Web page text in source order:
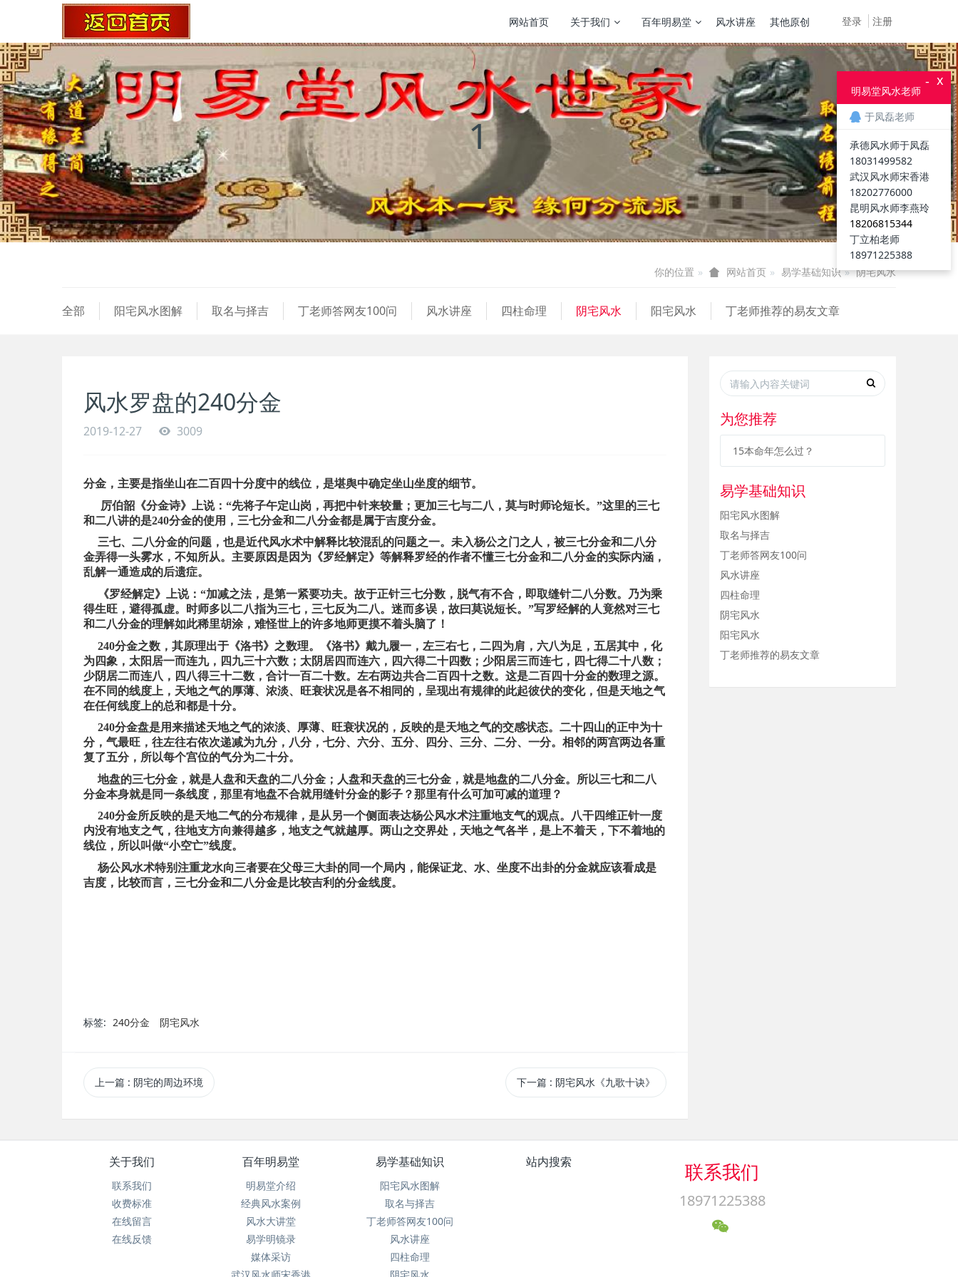
登录 注册
网站首页 关于我们 百年明易堂 风水讲座 其他原创
1
你的位置 网站首页 易学基础知识 阴宅风水
全部 阳宅风水图解 取名与择吉 丁老师答网友100问 风水讲座 四柱命理 阴宅风水 阳宅风水 丁老师推荐的易友文章
风水罗盘的240分金
2019-12-27 3009
分金，主要是指坐山在二百四十分度中的线位，是堪舆中确定坐山坐度的细节。
厉伯韶《分金诗》上说：“先将子午定山岗，再把中针来较量；更加三七与二八，莫与时师论短长。”这里的三七
和二八讲的是240分金的使用，三七分金和二八分金都是属于吉度分金。
三七、二八分金的问题，也是近代风水术中解释比较混乱的问题之一。未入杨公之门之人，被三七分金和二八分
金弄得一头雾水，不知所从。主要原因是因为《罗经解定》等解释罗经的作者不懂三七分金和二八分金的实际内涵，
乱解一通造成的后遗症。
《罗经解定》上说：“加减之法，是第一紧要功夫。故于正针三七分数，脱气有不合，即取缝针二八分数。乃为乘
得生旺，避得孤虚。时师多以二八指为三七，三七反为二八。迷而多误，故曰莫说短长。”写罗经解的人竟然对三七
和二八分金的理解如此稀里胡涂，难怪世上的许多地师更摸不着头脑了！
240分金之数，其原理出于《洛书》之数理。《洛书》戴九履一，左三右七，二四为肩，六八为足，五居其中，化
为四象，太阳居一而连九，四九三十六数；太阴居四而连六，四六得二十四数；少阳居三而连七，四七得二十八数；
少阴居二而连八，四八得三十二数，合计一百二十数。左右两边共合二百四十之数。这是二百四十分金的数理之源。
在不同的线度上，天地之气的厚薄、浓淡、旺衰状况是各不相同的，呈现出有规律的此起彼伏的变化，但是天地之气
在任何线度上的总和都是十分。
240分金盘是用来描述天地之气的浓淡、厚薄、旺衰状况的，反映的是天地之气的交感状态。二十四山的正中为十
分，气最旺，往左往右依次递减为九分，八分，七分、六分、五分、四分、三分、二分、一分。相邻的两宫两边各重
复了五分，所以每个宫位的气分为二十分。
地盘的三七分金，就是人盘和天盘的二八分金；人盘和天盘的三七分金，就是地盘的二八分金。所以三七和二八
分金本身就是同一条线度，那里有地盘不合就用缝针分金的影子？那里有什么可加可减的道理？
240分金所反映的是天地二气的分布规律，是从另一个侧面表达杨公风水术注重地支气的观点。八干四维正针一度
内没有地支之气，往地支方向兼得越多，地支之气就越厚。两山之交界处，天地之气各半，是上不着天，下不着地的
线位，所以叫做“小空亡”线度。
杨公风水术特别注重龙水向三者要在父母三大卦的同一个局内，能保证龙、水、坐度不出卦的分金就应该看成是
吉度，比较而言，三七分金和二八分金是比较吉利的分金线度。
标签: 240分金 阴宅风水
上一篇 : 阴宅的周边环境 下一篇 : 阴宅风水《九歌十诀》
为您推荐
15本命年怎么过？
易学基础知识
阳宅风水图解
取名与择吉
丁老师答网友100问
风水讲座
四柱命理
阴宅风水
阳宅风水
丁老师推荐的易友文章
关于我们
联系我们
收费标准
在线留言
在线反馈
百年明易堂
明易堂介绍
经典风水案例
风水大讲堂
易学明镜录
媒体采访
易学基础知识
阳宅风水图解
取名与择吉
丁老师答网友100问
风水讲座
四柱命理
站内搜索 联系我们
18971225388
x
-
明易堂风水老师
于凤磊老师
承德风水师于凤磊
18031499582
武汉风水师宋香港
18202776000
昆明风水师李燕玲
18206815344
丁立柏老师
18971225388